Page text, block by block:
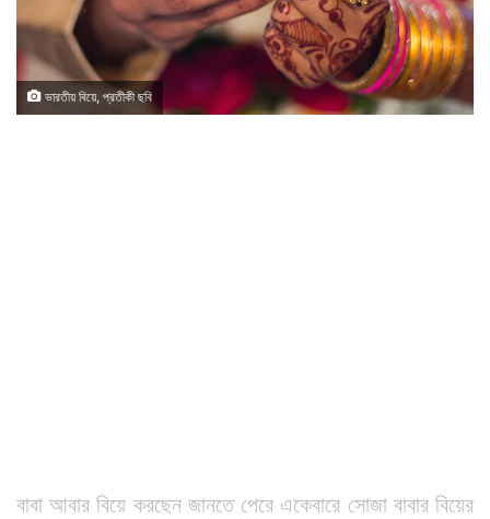
ভারতীয় বিয়ে, প্রতীকী ছবি
বাবা আবার বিয়ে করছেন জানতে পেরে একেবারে সোজা বাবার বিয়ের